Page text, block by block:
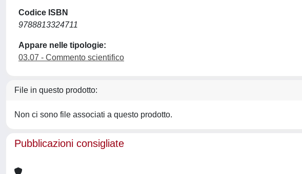
Codice ISBN
9788813324711
Appare nelle tipologie:
03.07 - Commento scientifico
File in questo prodotto:
Non ci sono file associati a questo prodotto.
Pubblicazioni consigliate